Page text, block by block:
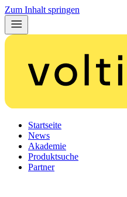
Zum Inhalt springen
Startseite
News
Akademie
Produktsuche
Partner